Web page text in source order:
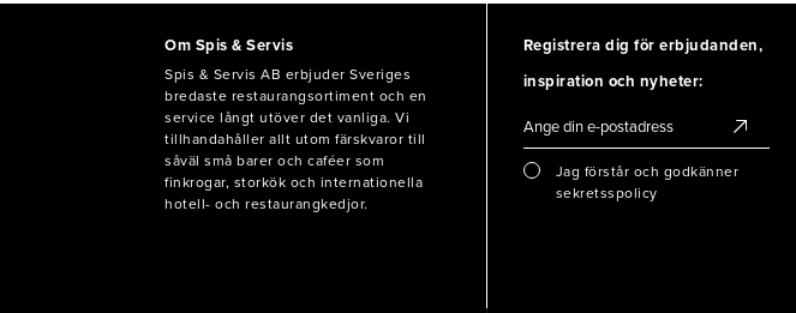
Om Spis & Servis
Spis & Servis AB erbjuder Sveriges
bredaste restaurangsortiment och en
service långt utöver det vanliga. Vi
tillhandahåller allt utom färskvaror till
såväl små barer och caféer som
finkrogar, storkök och internationella
hotell- och restaurangkedjor.
Registrera dig för erbjudanden,
inspiration och nyheter:
Jag förstår och godkänner
sekretsspolicy